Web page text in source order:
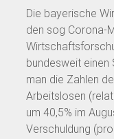
Die bayerische
den sog Corona-
bundesweit einen
man die Zahlen
Arbeitslosen
um 40,5% im
Verschuldung